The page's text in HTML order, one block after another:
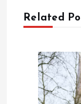
vRelated